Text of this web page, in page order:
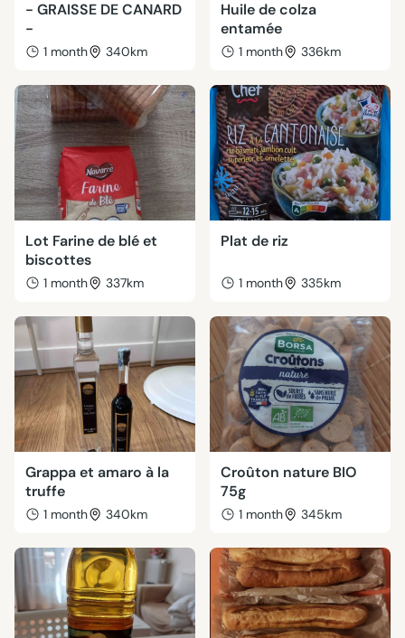
- GRAISSE DE CANARD
-
1 month 340km
Huile de colza
entamée
1 month 336km
Lot Farine de blé et
biscottes
1 month 337km
Plat de riz
1 month 335km
Grappa et amaro à la
truffe
1 month 340km
Croûton nature BIO
75g
1 month 345km